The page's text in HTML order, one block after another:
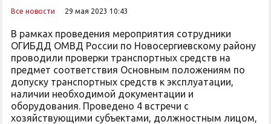
Все новости 29 мая 2023 10:43
В рамках проведения мероприятия сотрудники
ОГИБДД ОМВД России по Новосергиевскому району
проводили проверки транспортных средств на
предмет соответствия Основным положениям по
допуску транспортных средств к эксплуатации,
наличии необходимой документации и
оборудования. Проведено 4 встречи с
хозяйствующими субъектами, должностным лицом,